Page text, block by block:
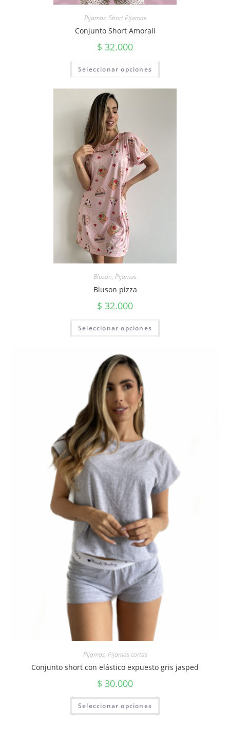
Pijamas, Short Pijamas
Conjunto Short Amorali
$ 32.000
Seleccionar opciones
Blusón, Pijamas
Bluson pizza
$ 32.000
Seleccionar opciones
Pijamas, Pijamas cortas
Conjunto short con elástico expuesto gris jasped
$ 30.000
Seleccionar opciones